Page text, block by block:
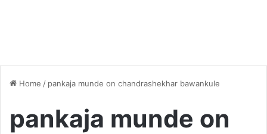
Home / pankaja munde on chandrashekhar bawankule
pankaja munde on